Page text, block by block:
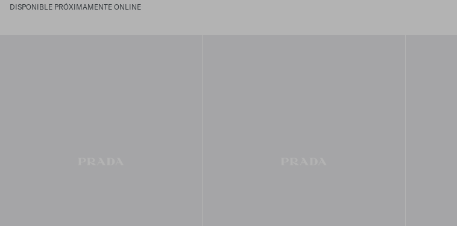
DISPONIBLE PRÓXIMAMENTE ONLINE